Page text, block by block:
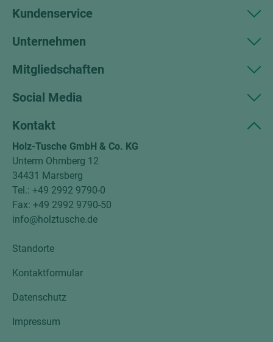
Kundenservice
Unternehmen
Mitgliedschaften
Social Media
Kontakt
Holz-Tusche GmbH & Co. KG
Unterm Ohmberg 12
34431 Marsberg
Tel.: +49 2992 9790-0
Fax: +49 2992 9790-50
info@holztusche.de
Standorte
Kontaktformular
Datenschutz
Impressum